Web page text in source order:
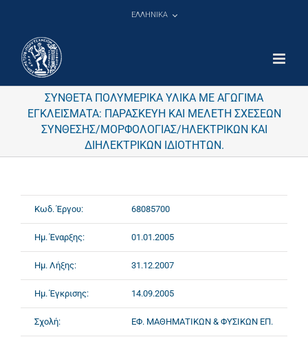
ΕΛΛΗΝΙΚΑ
ΣΥΝΘΕΤΑ ΠΟΛΥΜΕΡΙΚΑ ΥΛΙΚΑ ΜΕ ΑΓΩΓΙΜΑ
ΕΓΚΛΕΙΣΜΑΤΑ: ΠΑΡΑΣΚΕΥΗ ΚΑΙ ΜΕΛΕΤΗ ΣΧΕΣΕΩΝ
ΣΥΝΘΕΣΗΣ/ΜΟΡΦΟΛΟΓΙΑΣ/ΗΛΕΚΤΡΙΚΩΝ ΚΑΙ
ΔΙΗΛΕΚΤΡΙΚΩΝ ΙΔΙΟΤΗΤΩΝ.
Κωδ. Έργου: 68085700
Ημ. Έναρξης: 01.01.2005
Ημ. Λήξης: 31.12.2007
Ημ. Έγκρισης: 14.09.2005
Σχολή: ΕΦ. ΜΑΘΗΜΑΤΙΚΩΝ & ΦΥΣΙΚΩΝ ΕΠ.